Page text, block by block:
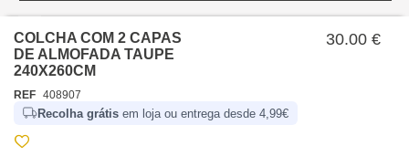
COLCHA COM 2 CAPAS
DE ALMOFADA TAUPE
240X260CM
30.00 €
REF 408907
Recolha grátis em loja ou entrega desde 4,99€
Política de privacidade